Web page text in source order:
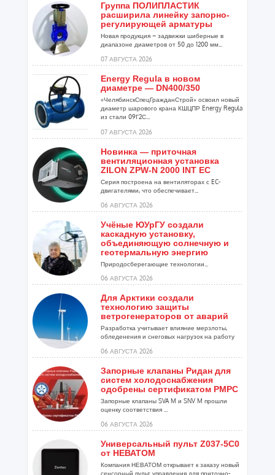
Группа ПОЛИПЛАСТИК
расширила линейку запорно-
регулирующей арматуры
Новая продукция – задвижки шиберные в
диапазоне диаметров от 50 до 1200 мм...
07 АВГУСТА 2026
Energy Regula в новом
диаметре — DN400/350
«ЧелябинскСпецГражданСтрой» освоил новый
диаметр шарового крана КШЦПР Energy Regula
из стали 09Г2С...
07 АВГУСТА 2026
Новинка — приточная
вентиляционная установка
ZILON ZPW-N 2000 INT EC
Серия построена на вентиляторах с EC-
двигателями, что обеспечивает...
06 АВГУСТА 2026
Учёные ЮУрГУ создали
каскадную установку,
объединяющую солнечную и
геотермальную энергию
Природосберегающие технологии...
06 АВГУСТА 2026
Для Арктики создали
технологию защиты
ветрогенераторов от аварий
Разработка учитывает влияние мерзлоты,
обледенения и снеговых нагрузок на работу
06 АВГУСТА 2026
Запорные клапаны Ридан для
систем холодоснабжения
одобрены сертификатом РМРС
Запорные клапаны SVA M и SNV M прошли
оценку соответствия ...
06 АВГУСТА 2026
Универсальный пульт Z037-5C0
от НЕВАТОМ
Компания НЕВАТОМ открывает к заказу новый
сенсорный пульт управления для приточно-